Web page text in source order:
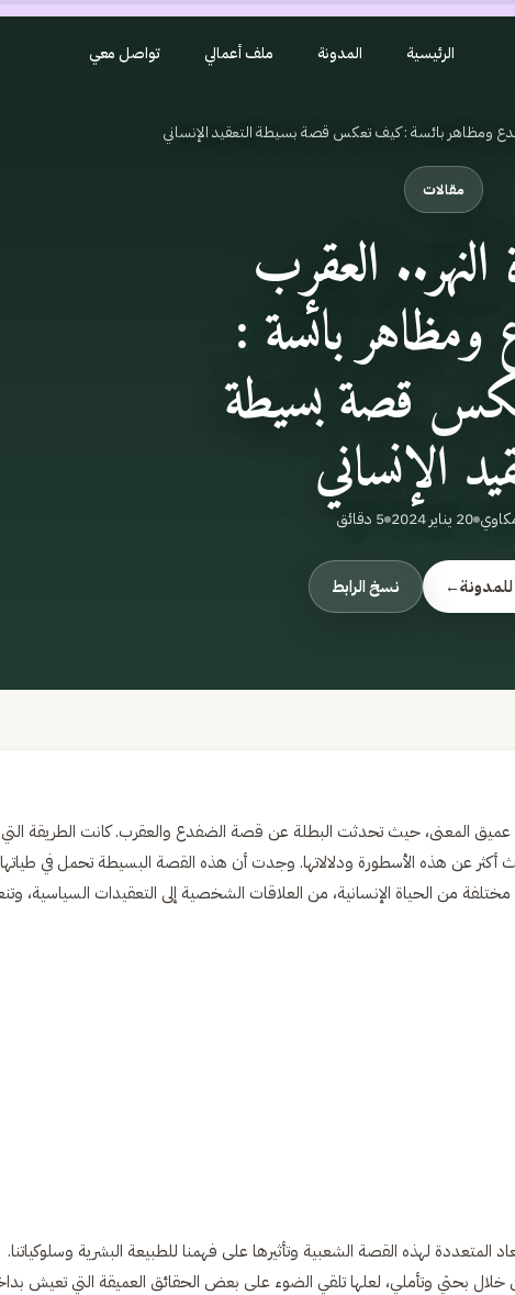
الرئيسية المدونة ملف أعمالي تواصل معي
ومظاهر بائسة : كيف تعكس قصة بسيطة التعقيد الإنساني
مقالات
العقرب
بائسة :
قصة بسيطة
الإنساني 20 يناير 2024 5 دقائق
← نسخ الرابط
المعنى، حيث تحدثت البطلة عن قصة الضفدع والعقرب. كانت الطريقة التي
عن هذه الأسطورة ودلالاتها. وجدت أن هذه القصة البسيطة تحمل في طياتها
من الحياة الإنسانية، من العلاقات الشخصية إلى التعقيدات السياسية،
لهذه القصة الشعبية وتأثيرها على فهمنا للطبيعة البشرية وسلوكياتنا.
بحثي وتأملي، لعلها تلقي الضوء على بعض الحقائق العميقة التي تعيش